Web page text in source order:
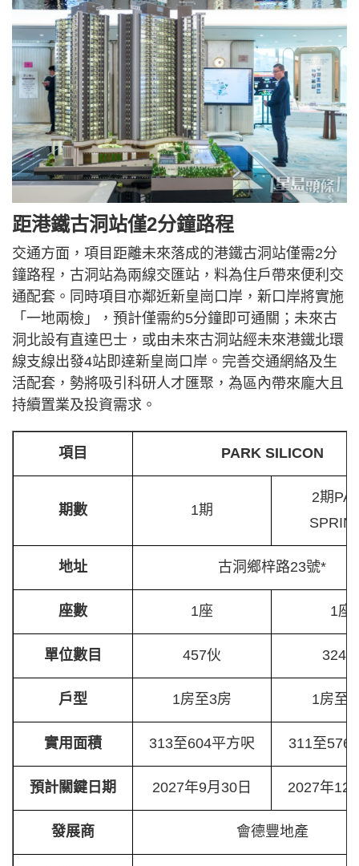
距港鐵古洞站僅2分鐘路程
交通方面，項目距離未來落成的港鐵古洞站僅需2分
鐘路程，古洞站為兩線交匯站，料為住戶帶來便利交
通配套。同時項目亦鄰近新皇崗口岸，新口岸將實施
「一地兩檢」，預計僅需約5分鐘即可通關；未來古
洞北設有直達巴士，或由未來古洞站經未來港鐵北環
線支線出發4站即達新皇崗口岸。完善交通網絡及生
活配套，勢將吸引科研人才匯聚，為區內帶來龐大且
持續置業及投資需求。
項目 PARK SILICON
期數 1期
2期
地址 古洞鄉梓路23號*
座數 1座 1座
單位數目 457伙 324
戶型 1房至3房 1房至
實用面積 313至604平方呎 311至576
預計關鍵日期 2027年9月30日 2027年12
發展商 會德豐地產